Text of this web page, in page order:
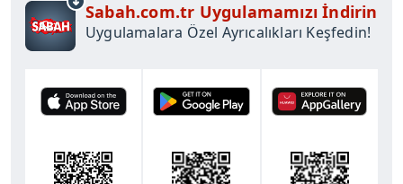
Sabah.com.tr Uygulamamızı İndirin
Uygulamalara Özel Ayrıcalıkları Keşfedin!